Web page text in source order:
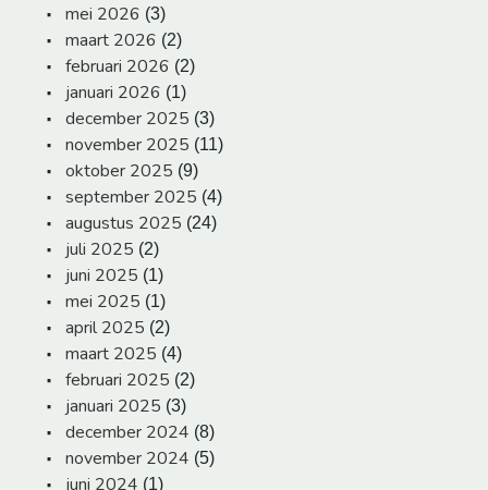
mei 2026 (3)
maart 2026 (2)
februari 2026 (2)
januari 2026 (1)
december 2025 (3)
november 2025 (11)
oktober 2025 (9)
september 2025 (4)
augustus 2025 (24)
juli 2025 (2)
juni 2025 (1)
mei 2025 (1)
april 2025 (2)
maart 2025 (4)
februari 2025 (2)
januari 2025 (3)
december 2024 (8)
november 2024 (5)
juni 2024 (1)